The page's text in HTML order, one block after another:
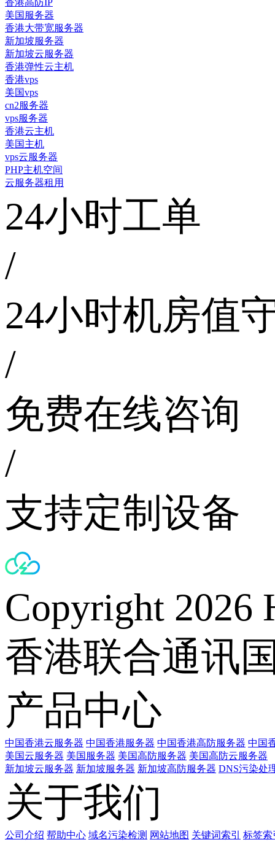
香港高防IP
美国服务器
香港大带宽服务器
新加坡服务器
新加坡云服务器
香港弹性云主机
香港vps
美国vps
cn2服务器
vps服务器
香港云主机
美国主机
vps云服务器
PHP主机空间
云服务器租用
24小时工单
/
24小时机房值
/
免费在线咨询
/
支持定制设备
Copyright 2026
香港联合通讯
产品中心
中国香港云服务器 中国香港服务器 中国香港高防服务器 中国
美国云服务器 美国服务器 美国高防服务器 美国高防云服务器
新加坡云服务器 新加坡服务器 新加坡高防服务器 DNS污染处
关于我们
公司介绍 帮助中心 域名污染检测 网站地图 关键词索引 标签索